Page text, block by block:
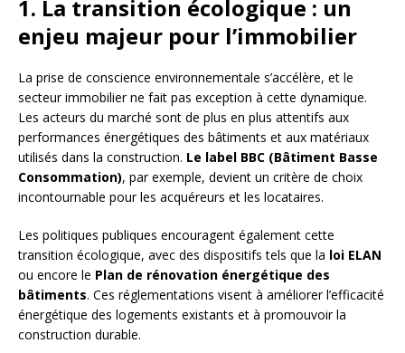
1. La transition écologique : un
enjeu majeur pour l’immobilier
La prise de conscience environnementale s’accélère, et le
secteur immobilier ne fait pas exception à cette dynamique.
Les acteurs du marché sont de plus en plus attentifs aux
performances énergétiques des bâtiments et aux matériaux
utilisés dans la construction. Le label BBC (Bâtiment Basse
Consommation), par exemple, devient un critère de choix
incontournable pour les acquéreurs et les locataires.
Les politiques publiques encouragent également cette
transition écologique, avec des dispositifs tels que la loi ELAN
ou encore le Plan de rénovation énergétique des
bâtiments. Ces réglementations visent à améliorer l’efficacité
énergétique des logements existants et à promouvoir la
construction durable.